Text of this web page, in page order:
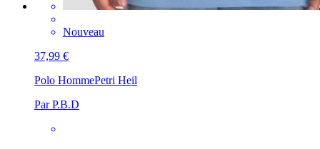
Nouveau
37,99 €
Polo HommePetri Heil
Par P.B.D